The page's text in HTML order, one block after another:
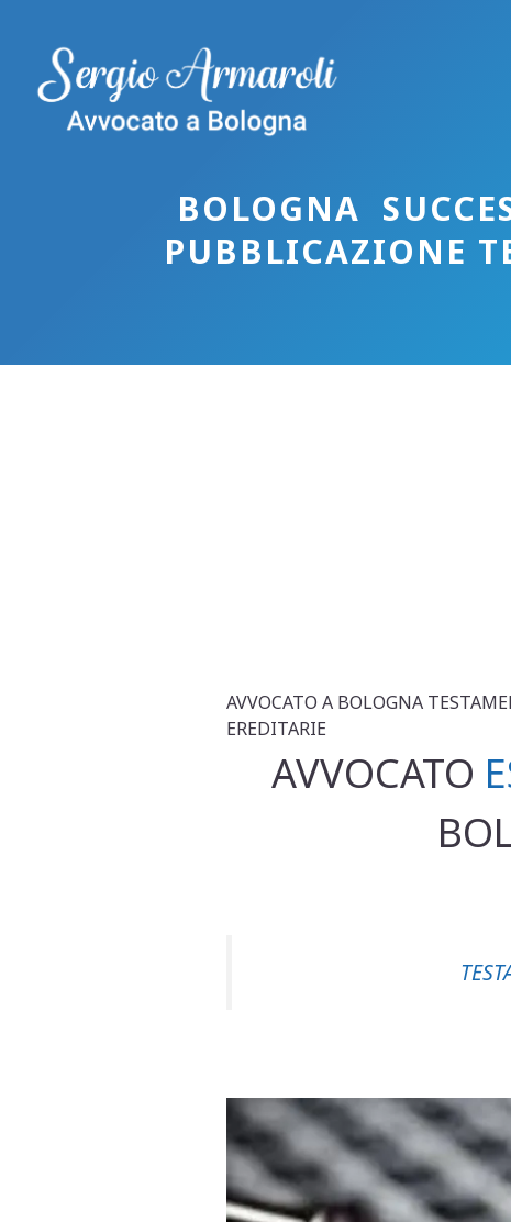
contenuto
BOLOGNA
PUBBLICAZIONE
AVVOCATO A BOLOGNA
EREDITARIE
AVVOCATO